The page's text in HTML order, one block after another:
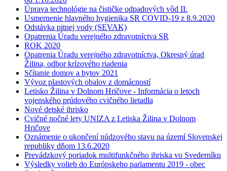
Úprava technológie na čističke odpadových vôd II.
Usmernenie hlavného hygienika SR COVID-19 z 8.9.2020
Odstávka pitnej vody (SEVAK)
Opatrenia Úradu verejného zdravotníctva SR
ROK 2020
Opatrenia Úradu verejného zdravotníctva, Okresný úrad
Žilina, odbor krízového riadenia
Sčítanie domov a bytov 2021
Vývoz plastových obalov z domácností
Letisko Žilina v Dolnom Hričove - Informácia o letoch
vojenského prúdového cvičného lietadla
Nové detské ihrisko
Cvičné nočné lety UNIZA z Letiska Žilina v Dolnom
Hričove
Oznámenie o ukončení núdzového stavu na území Slovenskej
republiky dňom 13.6.2020
Prevádzkový poriadok multifunkčného ihriska vo Svederníku
Výsledky volieb do Európskeho parlamentu 2019 - obec